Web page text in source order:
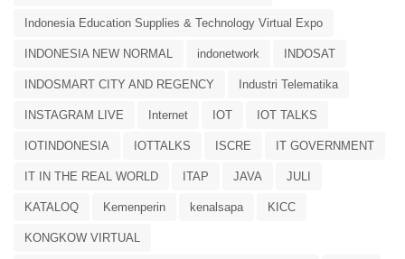
Indonesia Education Supplies & Technology Virtual Expo
INDONESIA NEW NORMAL indonetwork INDOSAT
INDOSMART CITY AND REGENCY Industri Telematika
INSTAGRAM LIVE Internet IOT IOT TALKS
IOTINDONESIA IOTTALKS ISCRE IT GOVERNMENT
IT IN THE REAL WORLD ITAP JAVA JULI
KATALOQ Kemenperin kenalsapa KICC
KONGKOW VIRTUAL